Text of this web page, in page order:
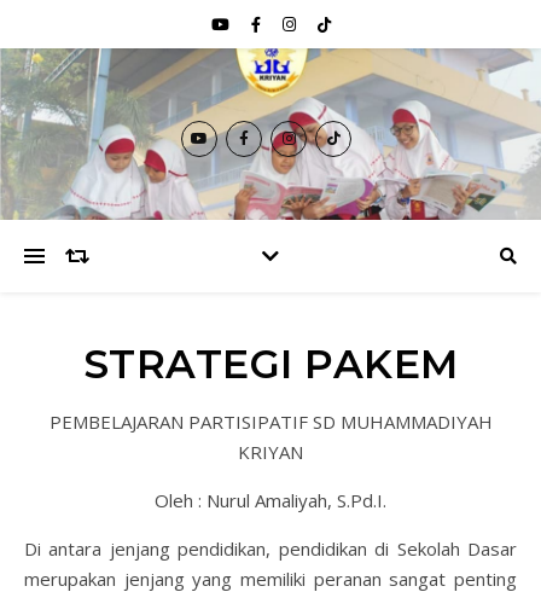
STRATEGI PAKEM
PEMBELAJARAN PARTISIPATIF SD MUHAMMADIYAH
KRIYAN
Oleh : Nurul Amaliyah, S.Pd.I.
Di antara jenjang pendidikan, pendidikan di Sekolah Dasar
merupakan jenjang yang memiliki peranan sangat penting